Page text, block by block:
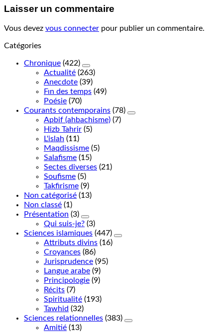
Laisser un commentaire
Vous devez vous connecter pour publier un commentaire.
Catégories
Chronique (422)
Actualité (263)
Anecdote (39)
Fın des temps (49)
Poésie (70)
Courants contemporains (78)
Apbif (ahbachisme) (7)
Hizb Tahrir (5)
L'islah (11)
Maqdissisme (5)
Salafisme (15)
Sectes diverses (21)
Soufisme (5)
Takfirisme (9)
Non catégorisé (13)
Non classé (1)
Présentation (3)
Qui suis-je? (3)
Sciences islamiques (447)
Attributs divins (16)
Croyances (86)
Jurisprudence (95)
Langue arabe (9)
Principologie (9)
Récits (7)
Spiritualité (193)
Tawhid (32)
Sciences relationnelles (383)
Amitié (13)